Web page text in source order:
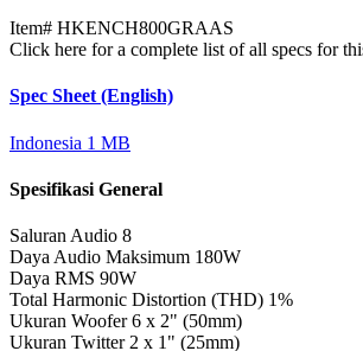
Item# HKENCH800GRAAS
Click here for a complete list of all specs for
Spec Sheet (English)
Indonesia 1 MB
Spesifikasi General
Saluran Audio 8
Daya Audio Maksimum 180W
Daya RMS 90W
Total Harmonic Distortion (THD) 1%
Ukuran Woofer 6 x 2" (50mm)
Ukuran Twitter 2 x 1" (25mm)